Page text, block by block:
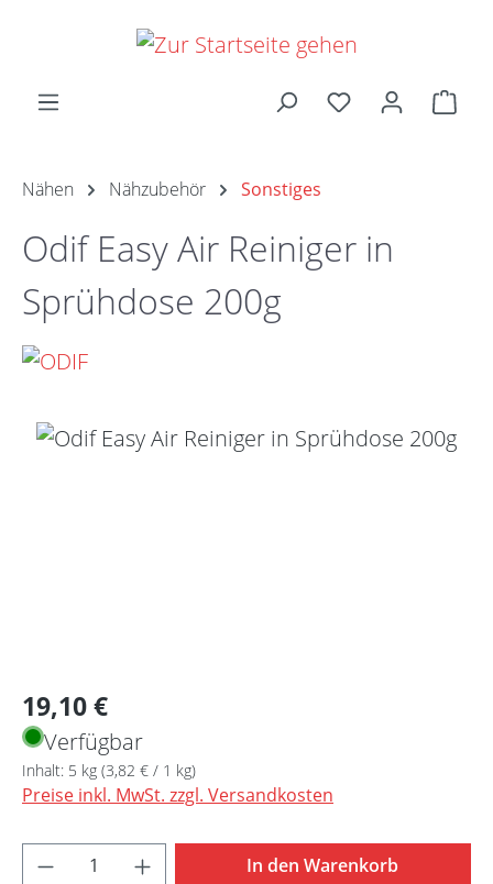
Zum Hauptinhalt springen
Nähen Nähzubehör Sonstiges
Odif Easy Air Reiniger in
Sprühdose 200g
Bildergalerie überspringen
Regulärer Preis:
19,10 €
Verfügbar
Inhalt: 5 kg (3,82 € / 1 kg)
Preise inkl. MwSt. zzgl. Versandkosten
Produkt Anzahl: Gib den gewünschten
In den Warenkorb